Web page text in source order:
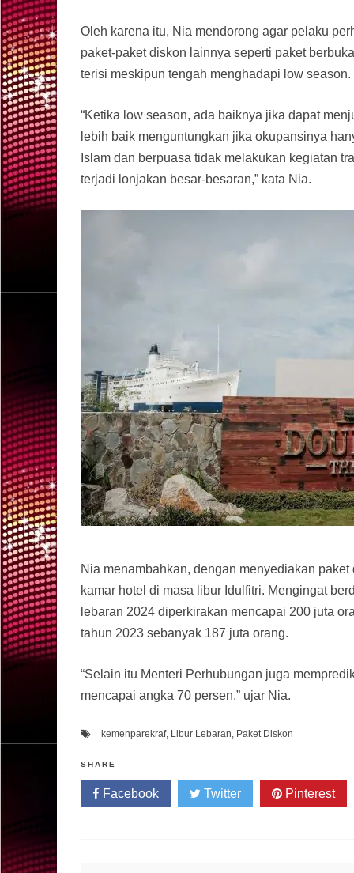
Oleh karena itu, Nia mendorong agar pelaku
paket-paket diskon lainnya seperti paket
terisi meskipun tengah menghadapi low season.
“Ketika low season, ada baiknya jika dapat
lebih baik menguntungkan jika okupansinya
Islam dan berpuasa tidak melakukan kegiatan
terjadi lonjakan besar-besaran,” kata Nia.
Nia menambahkan, dengan menyediakan
kamar hotel di masa libur Idulfitri. Mengingat
lebaran 2024 diperkirakan mencapai 200 juta
tahun 2023 sebanyak 187 juta orang.
“Selain itu Menteri Perhubungan juga
mencapai angka 70 persen,” ujar Nia.
kemenparekraf, Libur Lebaran, Paket Diskon
SHARE
Facebook Twitter Pinterest